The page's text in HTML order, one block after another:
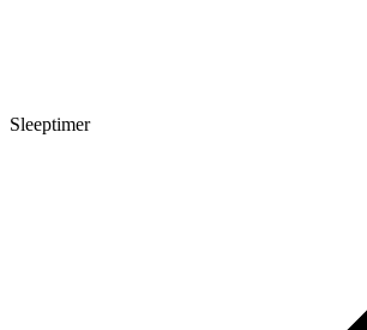
Sleeptimer